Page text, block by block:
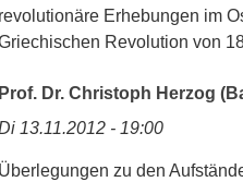
revolutionäre Erhebungen im
Revolution von
Prof. Dr. Christoph Herzog
13.11.2012 - 19:00
Überlegungen zu den